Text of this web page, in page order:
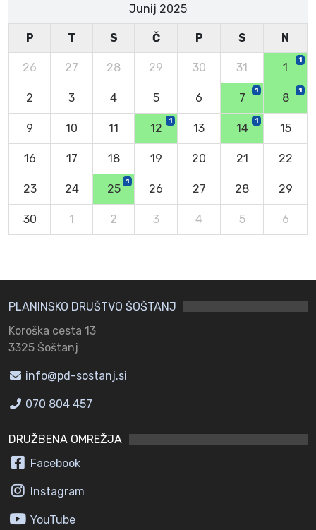
Junij 2025
P T S Č P S N
26 27 28 29 30 31 1
1
2 3 4 5 6 7
1
8
1
9 10 11 12
1
13 14
1
15
16 17 18 19 20 21 22
23 24 25
1
26 27 28 29
30 1 2 3 4 5 6
PLANINSKO DRUŠTVO ŠOŠTANJ
Koroška cesta 13
3325 Šoštanj
info@pd-sostanj.si
070 804 457
DRUŽBENA OMREŽJA
Facebook
Instagram
YouTube